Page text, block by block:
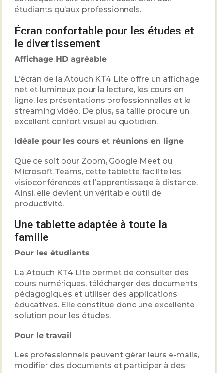
étudiants qu’aux professionnels.
Écran confortable pour les études et
le divertissement
Affichage HD agréable
L’écran de la Atouch KT4 Lite offre un affichage
net et lumineux pour la lecture, les cours en
ligne, les présentations professionnelles et le
streaming vidéo. De plus, sa taille procure un
excellent confort visuel au quotidien.
Idéale pour les cours et réunions en ligne
Que ce soit pour Zoom, Google Meet ou
Microsoft Teams, cette tablette facilite les
visioconférences et l’apprentissage à distance.
Ainsi, elle devient un véritable outil de
productivité.
Une tablette adaptée à toute la
famille
Pour les étudiants
La Atouch KT4 Lite permet de consulter des
cours numériques, télécharger des documents
pédagogiques et utiliser des applications
éducatives. Elle constitue donc une excellente
solution pour les études.
Pour le travail
Les professionnels peuvent gérer leurs e-mails,
modifier des documents et participer à des